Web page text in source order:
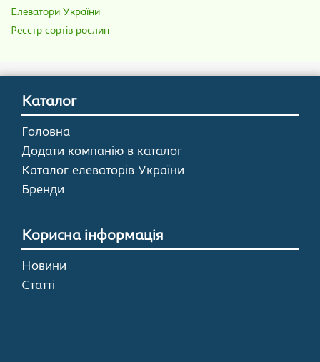
Елеватори України
Реєстр сортів рослин
Каталог
Головна
Додати компанію в каталог
Каталог елеваторів України
Бренди
Корисна інформація
Новини
Статті